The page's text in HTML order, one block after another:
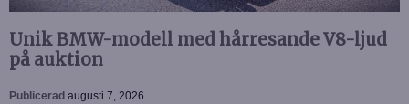
Unik BMW-modell med hårresande V8-ljud
på auktion
Publicerad augusti 7, 2026